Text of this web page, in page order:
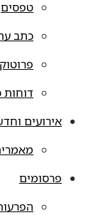
טפסים
כתב
דוחות
אירועים
פרסומים